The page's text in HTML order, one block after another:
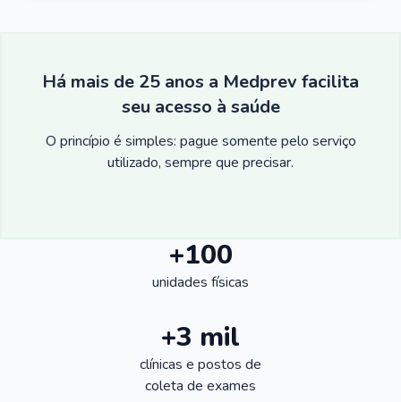
Há mais de 25 anos a Medprev facilita
seu acesso à saúde
O princípio é simples: pague somente pelo serviço
utilizado, sempre que precisar.
+100
unidades físicas
+3 mil
clínicas e postos de
coleta de exames